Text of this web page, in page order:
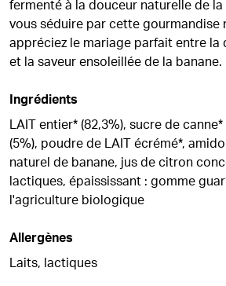
fermenté à la douceur naturelle de la
vous séduire par cette gourmandise
appréciez le mariage parfait entre la
et la saveur ensoleillée de la banane.
Ingrédients
LAIT entier* (82,3%), sucre de
(5%), poudre de LAIT écrémé*,
naturel de banane, jus de citron
lactiques, épaississant : gomme
l'agriculture biologique
Allergènes
Laits, lactiques